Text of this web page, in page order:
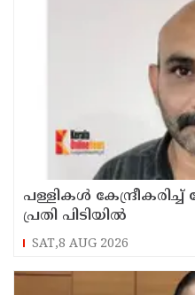
പള്ളികള്‍
പ്രതി പിടിയില്‍
SAT,8 AUG 2026